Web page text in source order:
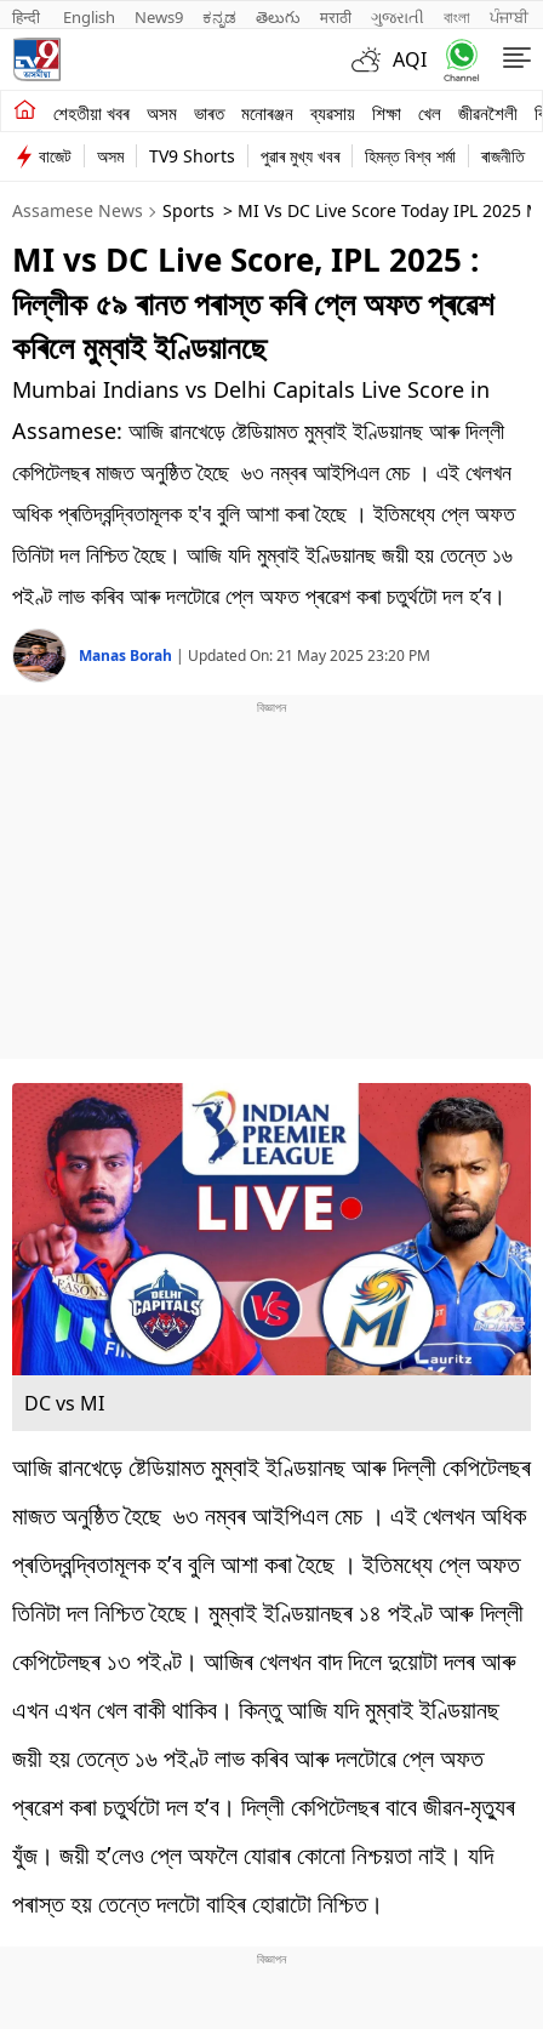
हिन्दी English News9 ಕನ್ನಡ తెలుగు मराठी ગુજરાતી বাংলা ਪੰਜਾਬੀ
AQI
শেহতীয়া খবৰ অসম ভাৰত মনোৰঞ্জন ব্যৱসায় শিক্ষা খেল জীৱনশৈলী
শেহতীয়া খবৰ
অসম
ভাৰত
মনোৰঞ্জন
ব্যৱসায়
শিক্ষা
খেল
জীৱনশৈলী
বিশ্ব
প্ৰযুক্তি
Videos
বাজেট অসম TV9 Shorts পুৱাৰ মুখ্য খবৰ হিমন্ত বিশ্ব শৰ্মা ৰাজনীতি
Assamese News Sports > MI Vs DC Live Score Today IPL
MI vs DC Live Score, IPL 2025 :
দিল্লীক ৫৯ ৰানত পৰাস্ত কৰি প্লে অফত প্ৰৱেশ
কৰিলে মুম্বাই ইণ্ডিয়ানছে
Mumbai Indians vs Delhi Capitals Live Score in
Assamese: আজি ৱানখেড়ে ষ্টেডিয়ামত মুম্বাই ইণ্ডিয়ানছ আৰু দিল্লী
কেপিটেলছৰ মাজত অনুষ্ঠিত হৈছে ৬৩ নম্বৰ আইপিএল মেচ । এই খেলখন
অধিক প্ৰতিদ্বন্দ্বিতামূলক হ'ব বুলি আশা কৰা হৈছে । ইতিমধ্যে প্লে অফত
তিনিটা দল নিশ্চিত হৈছে। আজি যদি মুম্বাই ইণ্ডিয়ানছ জয়ী হয় তেন্তে ১৬
পইণ্ট লাভ কৰিব আৰু দলটোৱে প্লে অফত প্ৰৱেশ কৰা চতুৰ্থটো দল হ’ব।
Manas Borah | Updated On:21 May 2025 23:20 PM
DC vs MI
আজি ৱানখেড়ে ষ্টেডিয়ামত মুম্বাই ইণ্ডিয়ানছ আৰু দিল্লী কেপিটেলছৰ
মাজত অনুষ্ঠিত হৈছে ৬৩ নম্বৰ আইপিএল মেচ । এই খেলখন অধিক
প্ৰতিদ্বন্দ্বিতামূলক হ’ব বুলি আশা কৰা হৈছে । ইতিমধ্যে প্লে অফত
তিনিটা দল নিশ্চিত হৈছে। মুম্বাই ইণ্ডিয়ানছৰ ১৪ পইণ্ট আৰু দিল্লী
কেপিটেলছৰ ১৩ পইণ্ট। আজিৰ খেলখন বাদ দিলে দুয়োটা দলৰ আৰু
এখন এখন খেল বাকী থাকিব। কিন্তু আজি যদি মুম্বাই ইণ্ডিয়ানছ
জয়ী হয় তেন্তে ১৬ পইণ্ট লাভ কৰিব আৰু দলটোৱে প্লে অফত
প্ৰৱেশ কৰা চতুৰ্থটো দল হ’ব। দিল্লী কেপিটেলছৰ বাবে জীৱন-মৃত্যুৰ
যুঁজ। জয়ী হ’লেও প্লে অফলৈ যোৱাৰ কোনো নিশ্চয়তা নাই। যদি
পৰাস্ত হয় তেন্তে দলটো বাহিৰ হোৱাটো নিশ্চিত।